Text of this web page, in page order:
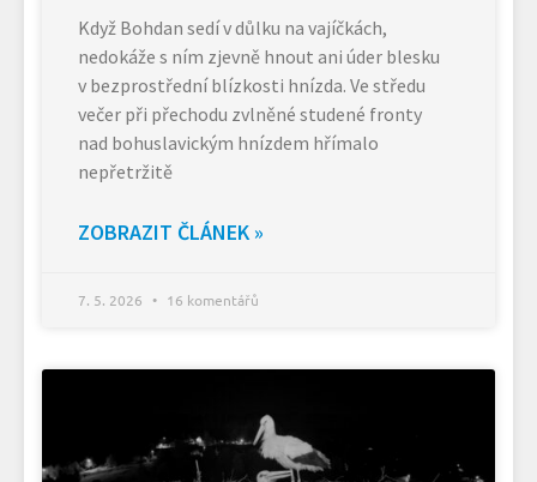
Když Bohdan sedí v důlku na vajíčkách,
nedokáže s ním zjevně hnout ani úder blesku
v bezprostřední blízkosti hnízda. Ve středu
večer při přechodu zvlněné studené fronty
nad bohuslavickým hnízdem hřímalo
nepřetržitě
ZOBRAZIT ČLÁNEK »
7. 5. 2026 16 komentářů